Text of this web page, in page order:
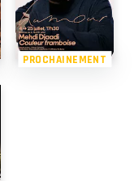
PROCHAINEMENT